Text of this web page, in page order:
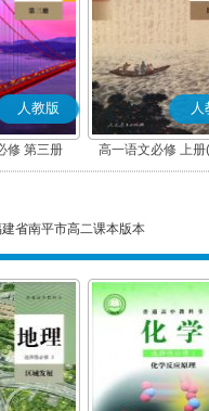
人教版
修 第三册
人
高一语文必修 上
省南平市高二课本版本